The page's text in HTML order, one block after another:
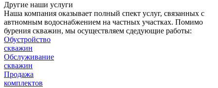
Другие наши услуги
Наша компания оказывает полный спект услуг, связанных с
автномным водоснабжением на частных участках. Помимо
бурения скважин, мы осуществляем сдедующие работы:
Обустройство
скважин
Обслуживание
скважин
Продажа
комплектов